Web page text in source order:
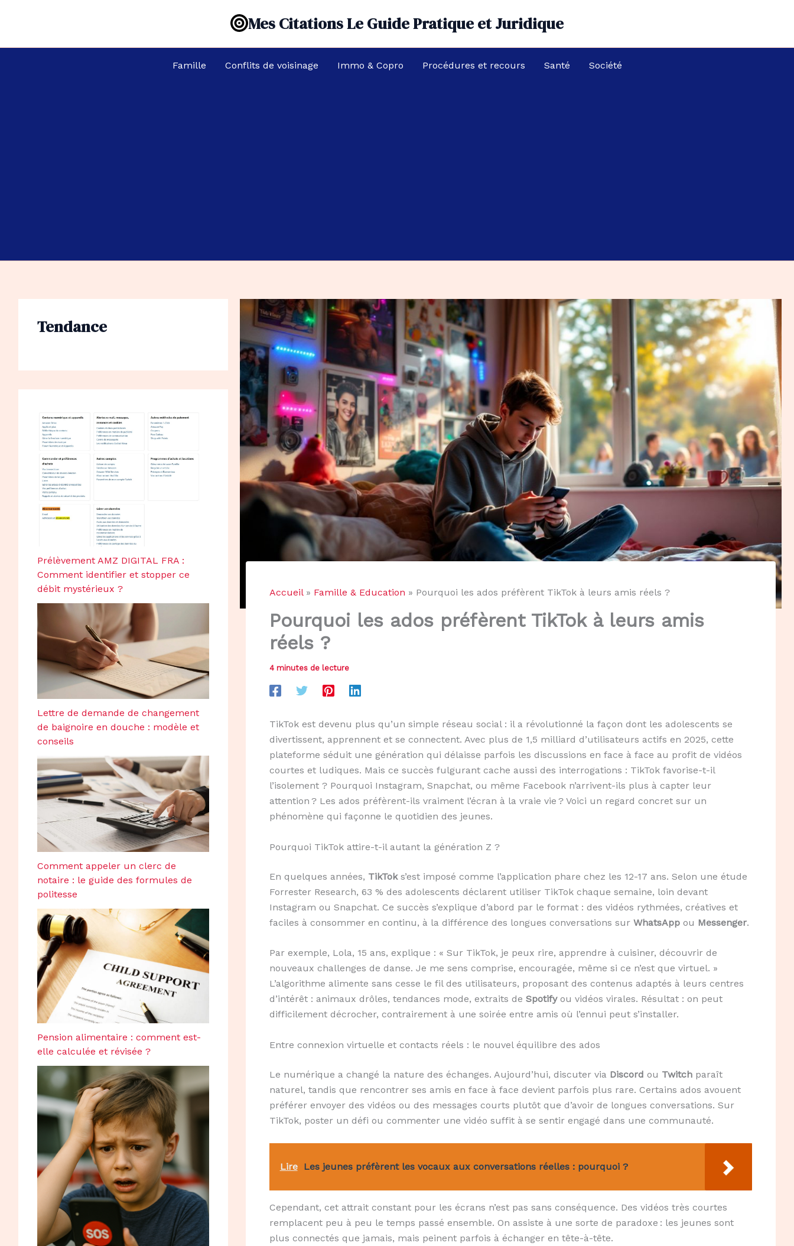
Mes Citations Le Guide Pratique et Juridique
Famille Conflits de voisinage Immo & Copro Procédures et recours Santé Société
Tendance
Prélèvement AMZ DIGITAL FRA :
Comment identifier et stopper ce
débit mystérieux ?
Lettre de demande de changement
de baignoire en douche : modèle et
conseils
Comment appeler un clerc de
notaire : le guide des formules de
politesse
Pension alimentaire : comment est-
elle calculée et révisée ?
Accueil Famille & Education Pourquoi les ados préfèrent TikTok à leurs amis réels ?
Pourquoi les ados préfèrent TikTok à leurs amis
réels ?
4 minutes de lecture
TikTok est devenu plus qu’un simple réseau social : il a révolutionné la façon dont les adolescents se
divertissent, apprennent et se connectent. Avec plus de 1,5 milliard d’utilisateurs actifs en 2025, cette
plateforme séduit une génération qui délaisse parfois les discussions en face à face au profit de vidéos
courtes et ludiques. Mais ce succès fulgurant cache aussi des interrogations : TikTok favorise-t-il
l’isolement ? Pourquoi Instagram, Snapchat, ou même Facebook n’arrivent-ils plus à capter leur
attention ? Les ados préfèrent-ils vraiment l’écran à la vraie vie ? Voici un regard concret sur un
phénomène qui façonne le quotidien des jeunes.
Pourquoi TikTok attire-t-il autant la génération Z ?
En quelques années, TikToks’est imposé comme l’application phare chez les 12-17 ans. Selon une étude
Forrester Research, 63 % des adolescents déclarent utiliser TikTok chaque semaine, loin devant
Instagram ou Snapchat. Ce succès s’explique d’abord par le format : des vidéos rythmées, créatives et
faciles à consommer en continu, à la différence des longues conversations sur WhatsAppou Messenger.
Par exemple, Lola, 15 ans, explique : « Sur TikTok, je peux rire, apprendre à cuisiner, découvrir de
nouveaux challenges de danse. Je me sens comprise, encouragée, même si ce n’est que virtuel. »
L’algorithme alimente sans cesse le fil des utilisateurs, proposant des contenus adaptés à leurs centres
d’intérêt : animaux drôles, tendances mode, extraits de Spotifyou vidéos virales. Résultat : on peut
difficilement décrocher, contrairement à une soirée entre amis où l’ennui peut s’installer.
Entre connexion virtuelle et contacts réels : le nouvel équilibre des ados
Le numérique a changé la nature des échanges. Aujourd’hui, discuter via Discord ou Twitchparaît
naturel, tandis que rencontrer ses amis en face à face devient parfois plus rare. Certains ados avouent
préférer envoyer des vidéos ou des messages courts plutôt que d’avoir de longues conversations. Sur
TikTok, poster un défi ou commenter une vidéo suffit à se sentir engagé dans une communauté.
Lire Les jeunes préfèrent les vocaux aux conversations réelles : pourquoi ?
Cependant, cet attrait constant pour les écrans n’est pas sans conséquence. Des vidéos très courtes
remplacent peu à peu le temps passé ensemble. On assiste à une sorte de paradoxe : les jeunes sont
plus connectés que jamais, mais peinent parfois à échanger en tête-à-tête.